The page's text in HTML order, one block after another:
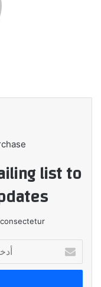
list to
بريدك
الإلكتروني